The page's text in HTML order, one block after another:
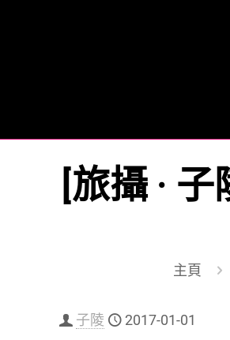
[旅攝 ·
主頁
子陵 2017-01-01